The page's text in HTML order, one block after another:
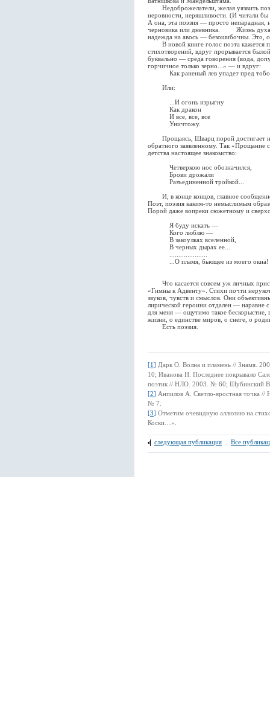
Недоброжелатели, желая уязвить
неровности, неряшливости. (И читали бы
А она, эта поэзия — просто непарадная,
черновика или дневника. Жизнь духа
надежда на авось — безошибочны. Это,
В новой книге голос поэта кажется
стихотворений, вдруг прорывается
буквально — среда говорения (вода,
горчичное только зерно...» — и вдруг:
Как раненый лев упадет пред
Или:
...И огонь изрыгну
Как дракон
И все, все, все
Уничтожу.
Прощаясь, Шварц порой достигает
обратного заявленному. Так «Прощание
детства настоящее знакомство:
Четверкою нос обозначился,
Брови дрожали
Разъединенной тройкой...
И, в конце концов, главное
Поэт, поэзия каким-то немыслимым
Порой даже вопреки сюжетному и
Я буду искать —
Кого люблю —
В закоулках вселенной,
В черных дырах ее...
...О пламя, бьющее из моего окна!
Что касается совсем уж личных
«Гимны к Адвенту». Стихи почти
звуков, чувств и смыслов. Они
лирической героини отдален —
для меня — ощутимо такое бескорыстие,
жизни, о единстве миров, о снеге, о
Есть поэзия.
[1] Дарк О. Волна и пламень // Знамя.
10; Иванова Н. Последнее покрывало
поэтик // НЛО. 2003. № 60; Шубинский
[2] Анпилов А. Светло-яростная точка
№ 7.
[3] Отметим очевидную аллюзию на
Коски…».
следующая публикация Все